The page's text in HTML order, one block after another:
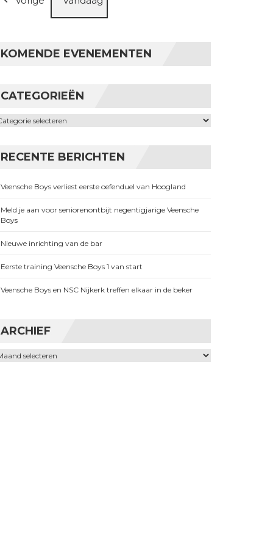
KOMENDE EVENEMENTEN
CATEGORIEËN
RECENTE BERICHTEN
Veensche Boys verliest eerste oefenduel van Hoogland
Meld je aan voor seniorenontbijt negentigjarige Veensche
Boys
Nieuwe inrichting van de bar
Eerste training Veensche Boys 1 van start
Veensche Boys en NSC Nijkerk treffen elkaar in de beker
ARCHIEF